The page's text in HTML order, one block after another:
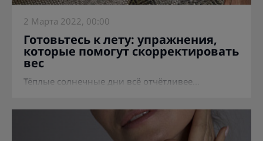
2 Марта 2022, 00:00
Готовьтесь к лету: упражнения,
которые помогут скорректировать
вес
Тёплые солнечные дни всё отчётливее...